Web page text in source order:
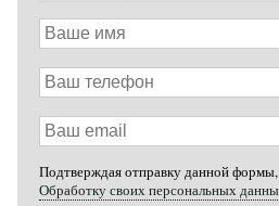
Ваше
имя
Ваш
телефон
Ваш
email
Подтверждая отправку данной формы,
Обработку своих персональных